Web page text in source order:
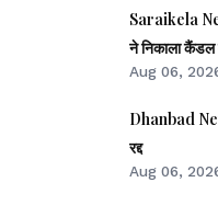
Saraikela
ने निकाला कैंडल
Aug 06,
Dhanbad
रद्द
Aug 06,